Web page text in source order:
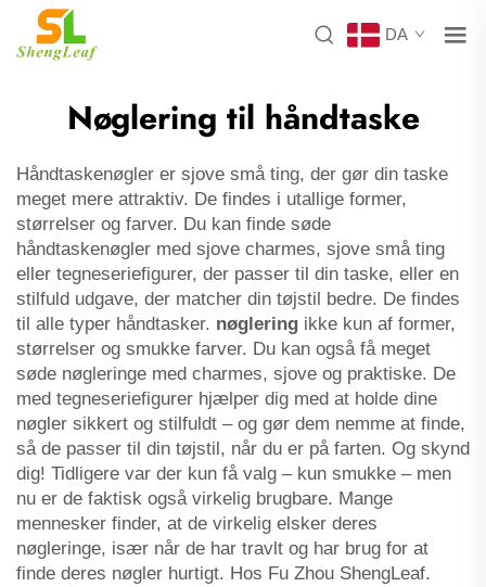
DA
Nøglering til håndtaske
Håndtaskenøgler er sjove små ting, der gør din taske
meget mere attraktiv. De findes i utallige former,
størrelser og farver. Du kan finde søde
håndtaskenøgler med sjove charmes, sjove små ting
eller tegneseriefigurer, der passer til din taske, eller en
stilfuld udgave, der matcher din tøjstil bedre. De findes
til alle typer håndtasker. nøglering ikke kun af former,
størrelser og smukke farver. Du kan også få meget
søde nøgleringe med charmes, sjove og praktiske. De
med tegneseriefigurer hjælper dig med at holde dine
nøgler sikkert og stilfuldt – og gør dem nemme at finde,
så de passer til din tøjstil, når du er på farten. Og skynd
dig! Tidligere var der kun få valg – kun smukke – men
nu er de faktisk også virkelig brugbare. Mange
mennesker finder, at de virkelig elsker deres
nøgleringe, især når de har travlt og har brug for at
finde deres nøgler hurtigt. Hos Fu Zhou ShengLeaf.